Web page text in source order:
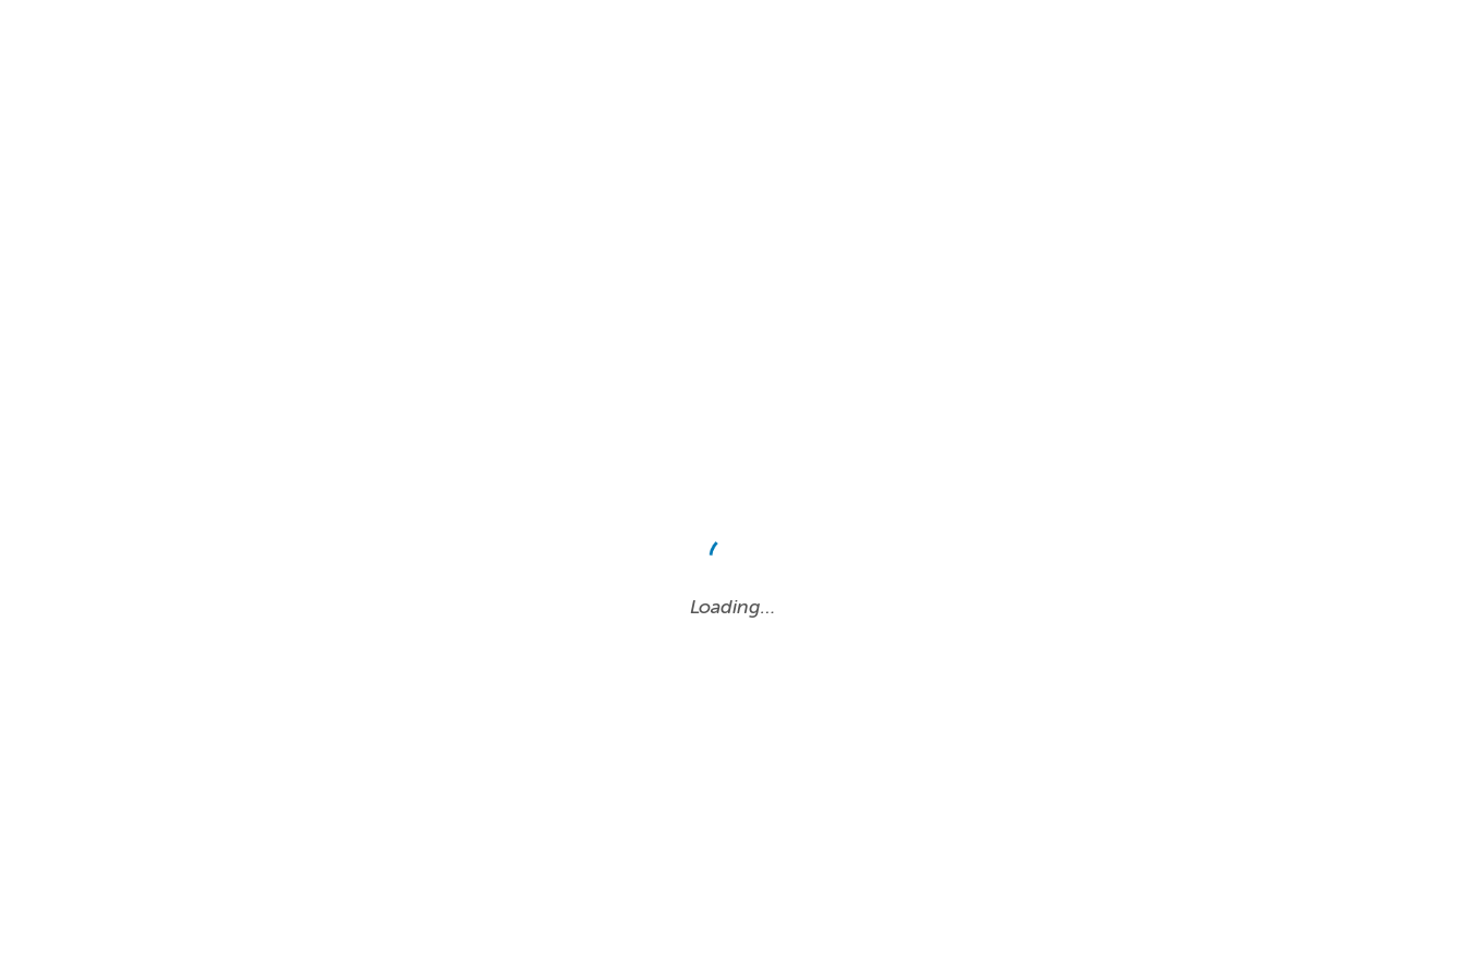
Loading…